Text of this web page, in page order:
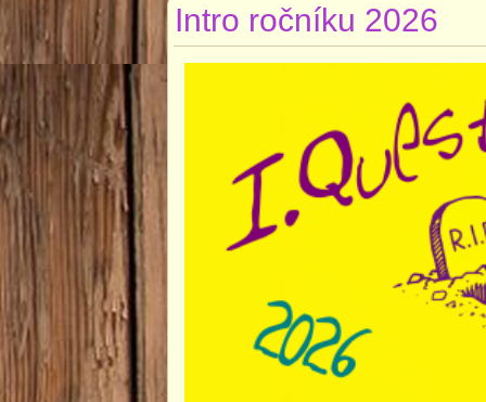
Intro ročníku 2026